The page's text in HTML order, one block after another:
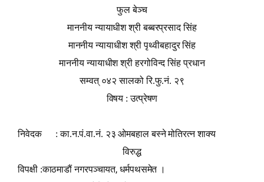
फुल बेञ्च
माननीय न्यायाधीश श्री बब्बरप्रसाद सिंह
माननीय न्यायाधीश श्री पृथ्वीबहादुर सिंह
माननीय न्यायाधीश श्री हरगोविन्द सिंह प्रधान
सम्वत् ०४२ सालको रि.फु.नं. २९
विषय : उत्प्रेषण
निवेदक
: का.न.पं.वा.नं. २३ ओमबहाल बस्ने मोतिरत्न शाक्य
विरुद्ध
विपक्षी :काठमाडौं नगरपञ्चायत,धर्मपथसमेत ।